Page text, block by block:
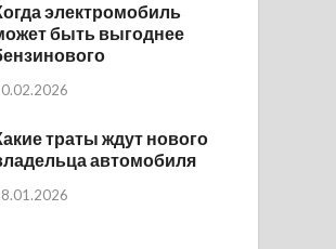
электромобиль
быть выгоднее
траты ждут нового
автомобиля